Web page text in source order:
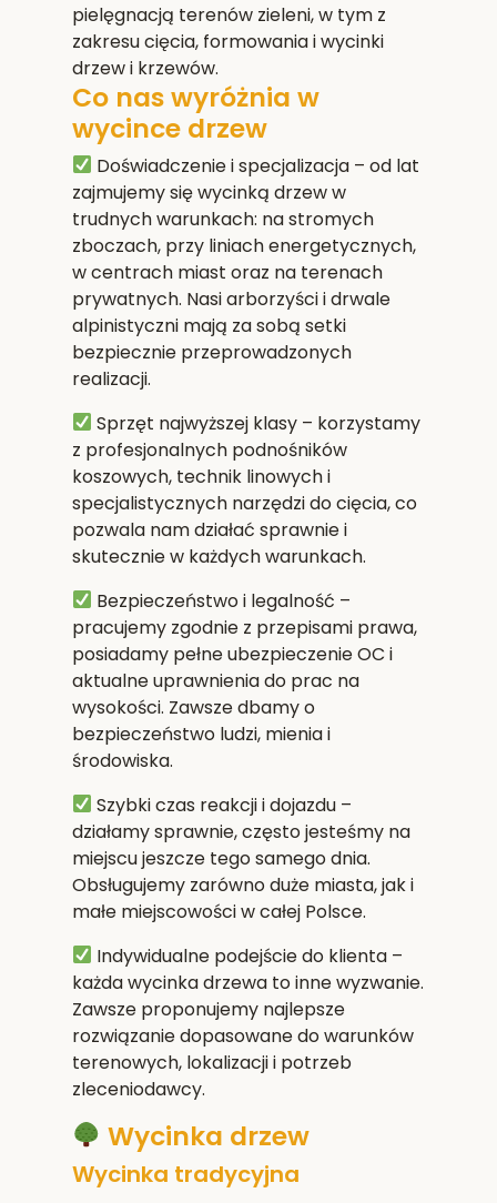
pielęgnacją terenów zieleni, w tym z
zakresu cięcia, formowania i wycinki
drzew i krzewów.
Co nas wyróżnia w
wycince drzew
Doświadczenie i specjalizacja– od lat
zajmujemy się wycinką drzew w
trudnych warunkach: na stromych
zboczach, przy liniach energetycznych,
w centrach miast oraz na terenach
prywatnych. Nasi arborzyści i drwale
alpinistyczni mają za sobą setki
bezpiecznie przeprowadzonych
realizacji.
Sprzęt najwyższej klasy– korzystamy
z profesjonalnych podnośników
koszowych, technik linowych i
specjalistycznych narzędzi do cięcia, co
pozwala nam działać sprawnie i
skutecznie w każdych warunkach.
Bezpieczeństwo i legalność –
pracujemy zgodnie z przepisami prawa,
posiadamy pełne ubezpieczenie OC i
aktualne uprawnienia do prac na
wysokości. Zawsze dbamy o
bezpieczeństwo ludzi, mienia i
środowiska.
Szybki czas reakcji i dojazdu–
działamy sprawnie, często jesteśmy na
miejscu jeszcze tego samego dnia.
Obsługujemy zarówno duże miasta, jak i
małe miejscowości w całej Polsce.
Indywidualne podejście do klienta–
każda wycinka drzewa to inne wyzwanie.
Zawsze proponujemy najlepsze
rozwiązanie dopasowane do warunków
terenowych, lokalizacji i potrzeb
zleceniodawcy.
Wycinka drzew
Wycinka tradycyjna